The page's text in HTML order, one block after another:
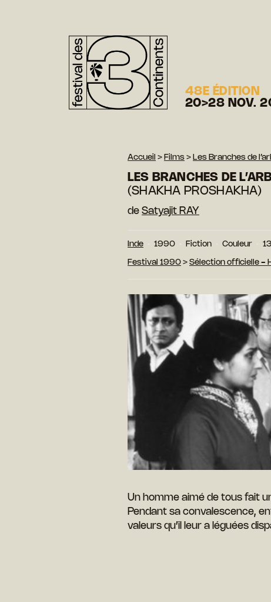
48E ÉDITION
20>28 NOV.
Accueil > Films > Les Branches de
LES BRANCHES DE
(SHAKHA PROSHAKHA)
de Satyajit RAY
Inde 1990 Fiction Couleur
Festival 1990 > Sélection officielle -
Un homme aimé de tous fait
Pendant sa convalescence,
valeurs qu’il leur a léguées